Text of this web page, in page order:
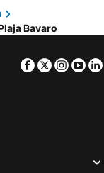
Bavaro
Facebook
Twitter